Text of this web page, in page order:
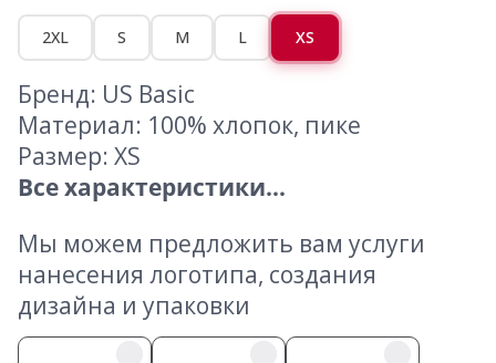
2XL S M L XS
Бренд: US Basic
Материал: 100% хлопок, пике
Размер: XS
Все характеристики...
Мы можем предложить вам услуги
нанесения логотипа, создания
дизайна и упаковки